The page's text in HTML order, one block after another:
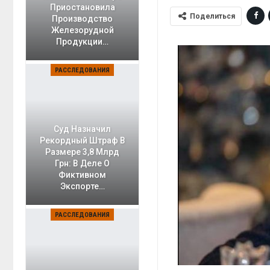
Поделиться
Приостановила
Производство
Железорудной
Продукции…
РАССЛЕДОВАНИЯ
Суд Назначил
Рекордный Штраф В
Размере 3,8 Млрд
Грн: В Деле О
Фиктивном
Экспорте…
РАССЛЕДОВАНИЯ